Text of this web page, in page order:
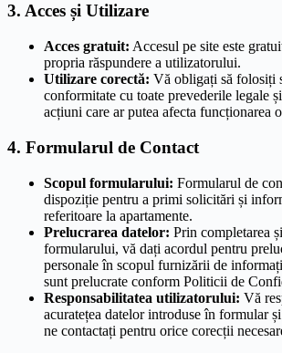
3. Acces și Utilizare
Acces gratuit: Accesul pe site este
propria răspundere a utilizatorului.
Utilizare corectă: Vă obligați să folosiți
conformitate cu toate prevederile legale
acțiuni care ar putea afecta funcționarea
4. Formularul de Contact
Scopul formularului: Formularul de
dispoziție pentru a primi solicitări și
referitoare la apartamente.
Prelucrarea datelor: Prin completarea
formularului, vă dați acordul pentru
personale în scopul furnizării de
sunt prelucrate conform Politicii de
Responsabilitatea utilizatorului: Vă
acuratețea datelor introduse în formular
ne contactați pentru orice corecții